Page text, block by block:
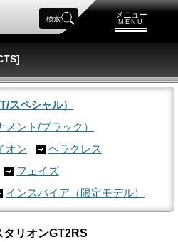
メニュー
MENU
検索
スペシャル）
ント/ブラック）
オン
ヘラクレス
フェイズ
インスパイア（限定モデル）
リオンGT2RS